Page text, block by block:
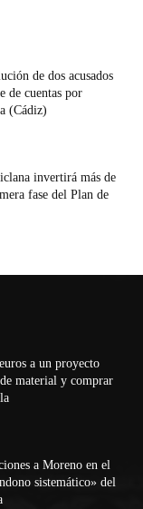
de dos acusados
de cuentas por
(Cádiz)
invertirá más de
fase del Plan de
a un proyecto
material y comprar
a Moreno en el
sistemático» del